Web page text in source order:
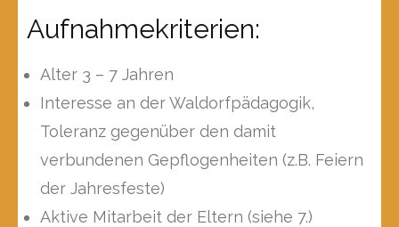
Aufnahmekriterien:
Alter 3 – 7 Jahren
Interesse an der Waldorfpädagogik,
Toleranz gegenüber den damit
verbundenen Gepflogenheiten (z.B. Feiern
der Jahresfeste)
Aktive Mitarbeit der Eltern (siehe 7.)